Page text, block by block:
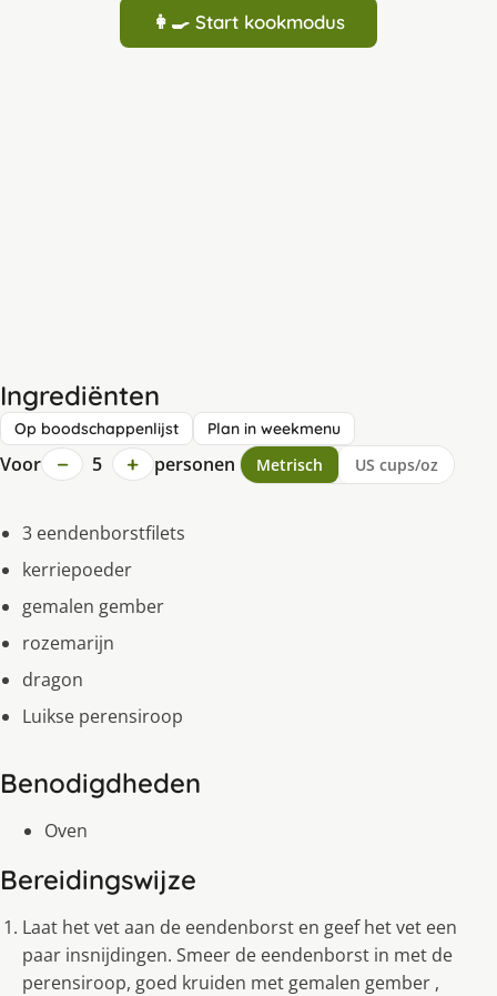
👩‍🍳 Start kookmodus
Ingrediënten
Op boodschappenlijst Plan in weekmenu
Voor − 5 + personen Metrisch US cups/oz
3 eendenborstfilets
kerriepoeder
gemalen gember
rozemarijn
dragon
Luikse perensiroop
Benodigdheden
Oven
Bereidingswijze
Laat het vet aan de eendenborst en geef het vet een
paar insnijdingen. Smeer de eendenborst in met de
perensiroop, goed kruiden met gemalen gember ,